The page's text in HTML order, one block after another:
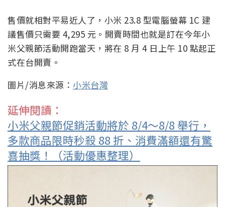
售價就相對平易近人了，小米 23.8 型電腦螢幕 1C 建
議售價只需要 4,295 元。開賣時間也就是訂在今年小
米父親節活動開跑當天，將在 8 月 4 日上午 10 點起正
式在台開賣。
圖片/消息來源： 小米台灣
延伸閱讀：
小米父親節促銷活動將於 8/4～8/8 舉行，
多款商品限時秒殺 88 折、消費滿額還有驚
喜抽獎！（活動優惠整理）